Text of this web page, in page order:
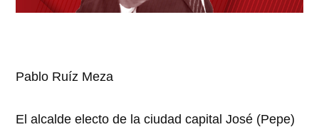
Pablo Ruíz Meza
El alcalde electo de la ciudad capital José (Pepe)